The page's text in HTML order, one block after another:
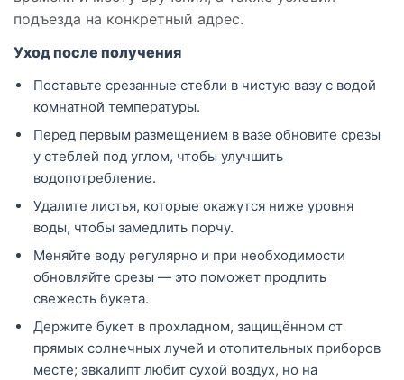
подъезда на конкретный адрес.
Уход после получения
Поставьте срезанные стебли в чистую вазу с водой
комнатной температуры.
Перед первым размещением в вазе обновите срезы
у стеблей под углом, чтобы улучшить
водопотребление.
Удалите листья, которые окажутся ниже уровня
воды, чтобы замедлить порчу.
Меняйте воду регулярно и при необходимости
обновляйте срезы — это поможет продлить
свежесть букета.
Держите букет в прохладном, защищённом от
прямых солнечных лучей и отопительных приборов
месте; эвкалипт любит сухой воздух, но на